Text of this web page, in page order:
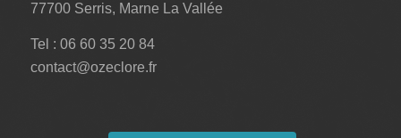
77700 Serris, Marne La Vallée
Tel : 06 60 35 20 84
contact@ozeclore.fr